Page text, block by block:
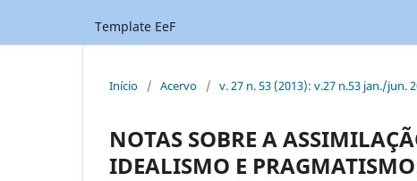
Template EeF
Início / Acervo / v. 27 n. 53 (2013): v.27 n.53 jan./jun.
NOTAS SOBRE A
IDEALISMO E